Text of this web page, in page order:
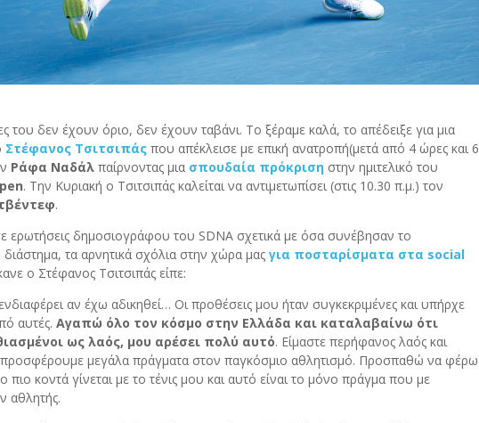
του δεν έχουν όριο, δεν έχουν ταβάνι. Το ξέραμε καλά, το απέδειξε για μια
Στέφανος Τσιτσιπάς που απέκλεισε με επική ανατροπή(μετά από 4 ώρες και 6
Ράφα Ναδάλ παίρνοντας μια σπουδαία πρόκριση στην ημιτελικό του
. Την Κυριακή ο Τσιτσιπάς καλείται να αντιμετωπίσει (στις 10.30 π.μ.) τον
.
ερωτήσεις δημοσιογράφου του SDNA σχετικά με όσα συνέβησαν το
τα αρνητικά σχόλια στην χώρα μας για ποσταρίσματα στα social
ο Στέφανος Τσιτσιπάς είπε:
αν έχω αδικηθεί… Οι προθέσεις μου ήταν συγκεκριμένες και υπήρχε
αυτές. Αγαπώ όλο τον κόσμο στην Ελλάδα και καταλαβαίνω ότι
ως λαός, μου αρέσει πολύ αυτό. Είμαστε περήφανος λαός και
μεγάλα πράγματα στον παγκόσμιο αθλητισμό. Προσπαθώ να φέρω
κοντά γίνεται με το τένις μου και αυτό είναι το μόνο πράγμα που με
αθλητής.